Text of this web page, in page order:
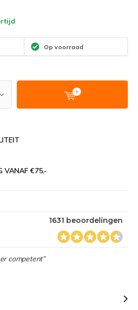
Op voorraad
VANAF €75,-
1631 beoordelingen
competent”